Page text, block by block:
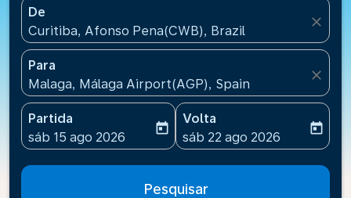
De
Curitiba, Afonso Pena(CWB), Brazil
close
Para
Malaga, Málaga Airport(AGP), Spain
close
Partida
fc-booking-departure-date-aria-label
sáb 15 ago 2026
today
Volta
fc-booking-return-date-
sáb 22 ago 2026
today
Pesquisar